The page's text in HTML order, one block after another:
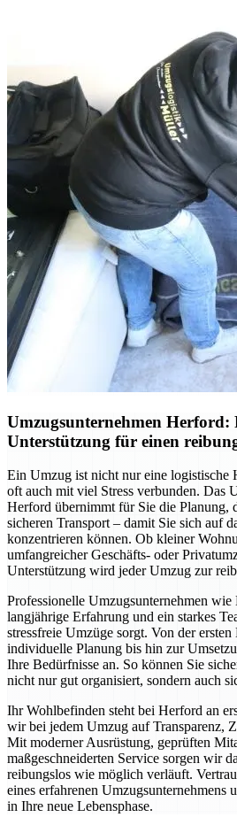
Umzugsunternehmen Herford:
Unterstützung für einen
Ein Umzug ist nicht nur eine logistische
oft auch mit viel Stress verbunden. Das
Herford übernimmt für Sie die Planung,
sicheren Transport – damit Sie sich auf
konzentrieren können. Ob kleiner
umfangreicher Geschäfts- oder
Unterstützung wird jeder Umzug zur
Professionelle Umzugsunternehmen
langjährige Erfahrung und ein starkes
stressfreie Umzüge sorgt. Von der
individuelle Planung bis hin zur
Ihre Bedürfnisse an. So können Sie
nicht nur gut organisiert, sondern auch
Ihr Wohlbefinden steht bei Herford an
wir bei jedem Umzug auf Transparenz,
Mit moderner Ausrüstung, geprüften
maßgeschneiderten Service sorgen wir
reibungslos wie möglich verläuft.
eines erfahrenen Umzugsunternehmens
in Ihre neue Lebensphase.